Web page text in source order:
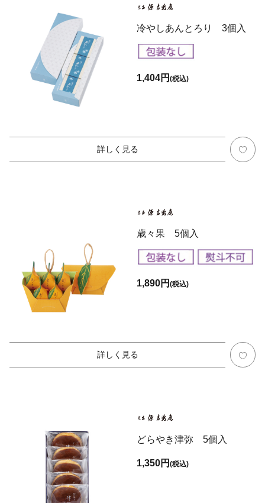
冷やしあんとろり 3個入
1,404円(税込)
詳しく見る
歳々果 5個入
1,890円(税込)
詳しく見る
どらやき津弥 5個入
1,350円(税込)